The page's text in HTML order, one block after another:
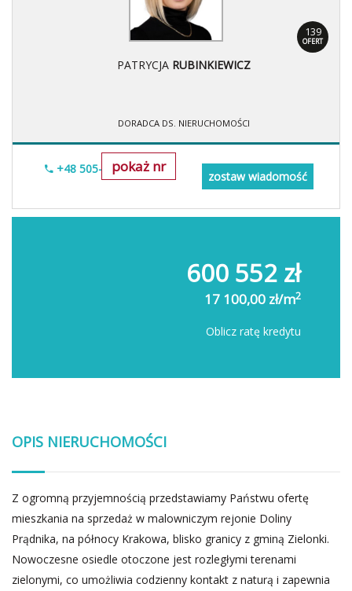
139
OFERT
PATRYCJA RUBINKIEWICZ
DORADCA DS. NIERUCHOMOŚCI
pokaż nr
+48 505-236-943
zostaw wiadomość
600 552 zł
17 100,00 zł/m2
Oblicz ratę kredytu
OPIS NIERUCHOMOŚCI
Z ogromną przyjemnością przedstawiamy Państwu ofertę
mieszkania na sprzedaż w malowniczym rejonie Doliny
Prądnika, na północy Krakowa, blisko granicy z gminą Zielonki.
Nowoczesne osiedle otoczone jest rozległymi terenami
zielonymi, co umożliwia codzienny kontakt z naturą i zapewnia